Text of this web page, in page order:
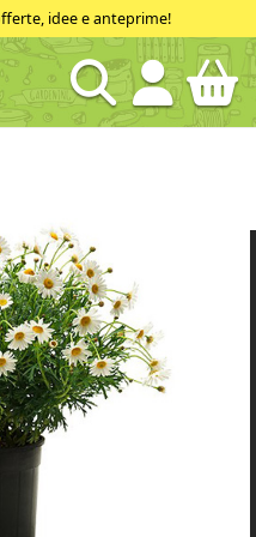
idee e anteprime!